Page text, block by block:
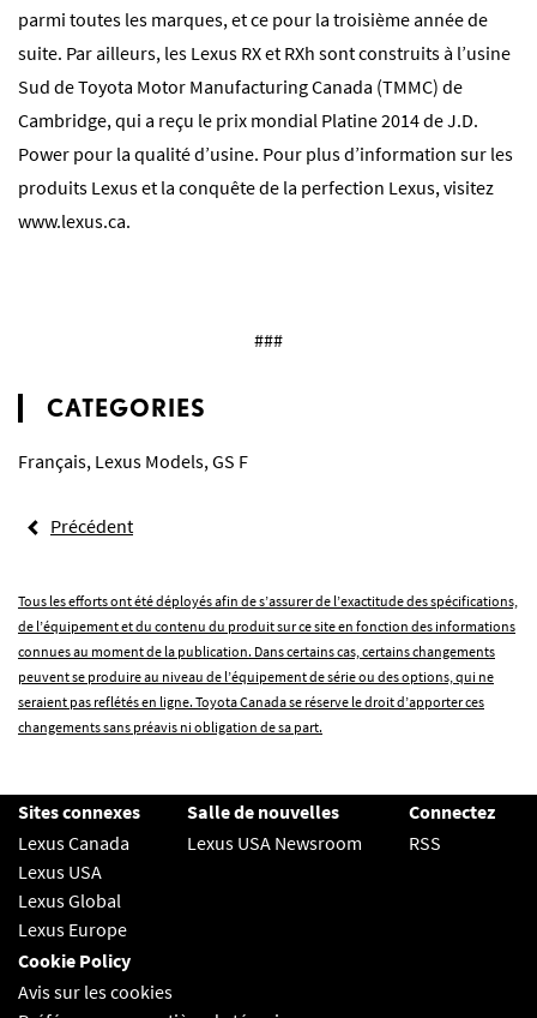
parmi toutes les marques, et ce pour la troisième année de
suite. Par ailleurs, les Lexus RX et RXh sont construits à l’usine
Sud de Toyota Motor Manufacturing Canada (TMMC) de
Cambridge, qui a reçu le prix mondial Platine 2014 de J.D.
Power pour la qualité d’usine. Pour plus d’information sur les
produits Lexus et la conquête de la perfection Lexus, visitez
www.lexus.ca.
###
CATEGORIES
Français, Lexus Models, GS F
Précédent
Tous les efforts ont été déployés afin de s’assurer de l’exactitude des spécifications,
de l’équipement et du contenu du produit sur ce site en fonction des informations
connues au moment de la publication. Dans certains cas, certains changements
peuvent se produire au niveau de l’équipement de série ou des options, qui ne
seraient pas reflétés en ligne. Toyota Canada se réserve le droit d’apporter ces
changements sans préavis ni obligation de sa part.
Sites connexes
Lexus Canada
Lexus USA
Lexus Global
Lexus Europe
Salle de nouvelles
Lexus USA Newsroom
Connectez
RSS
Cookie Policy
Avis sur les cookies